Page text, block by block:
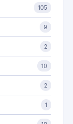
105
9
2
10
2
1